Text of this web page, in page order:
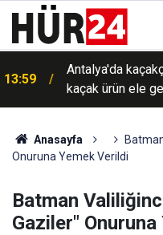
13:59
Antalya'da
kaçak ürün ele
Anasayfa
Onuruna Yemek Verildi
Batman
Gaziler"